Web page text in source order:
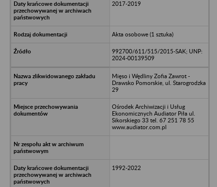
2017-2019
Akta osobowe (1 sztuka)
992700/611/515/2015-SAK; UNP:
2024-00139509
Mięso i Wędliny Zofia Zawrot -
Drawsko Pomorskie, ul. Starogrodzka
29
Ośrodek Archiwizacji i Usług
Ekonomicznych Audiator Piła ul.
Sikorskiego 33 tel. 67 251 78 55
www.audiator.com.pl
1992-2022